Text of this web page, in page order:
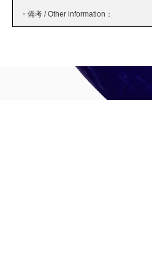
・備考 / Other information：